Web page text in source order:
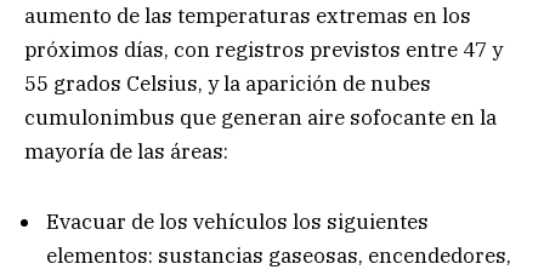
aumento de las temperaturas extremas en los
próximos días, con registros previstos entre 47 y
55 grados Celsius, y la aparición de nubes
cumulonimbus que generan aire sofocante en la
mayoría de las áreas:
Evacuar de los vehículos los siguientes
elementos: sustancias gaseosas, encendedores,